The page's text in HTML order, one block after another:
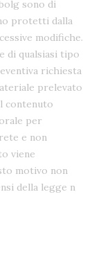
sono di
protetti dalla
modifiche.
di qualsiasi tipo
richiesta
prelevato
contenuto
per
e non
viene
motivo non
della legge n